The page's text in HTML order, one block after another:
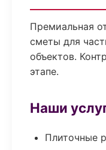
Премиальная
сметы для
объектов.
этапе.
Наши
Плиточные